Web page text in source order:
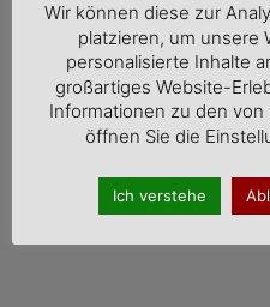
den Julischen
atemberaubende
Wir können diese zur
platzieren, um unsere
personalisierte Inhalte
großartiges Website-
Informationen zu den
öffnen Sie die
Ich verstehe